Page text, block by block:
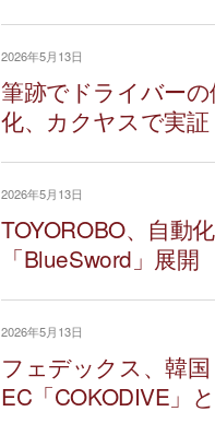
2026年5月13日
筆跡でドライバー
化、カクヤスで実証
2026年5月13日
TOYOROBO、自動
「BlueSword」展開
2026年5月13日
フェデックス、韓国
EC「COKODIVE」